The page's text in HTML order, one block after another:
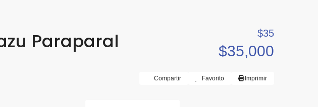
Paraparal $35
$35,000
Compartir Favorito Imprimir